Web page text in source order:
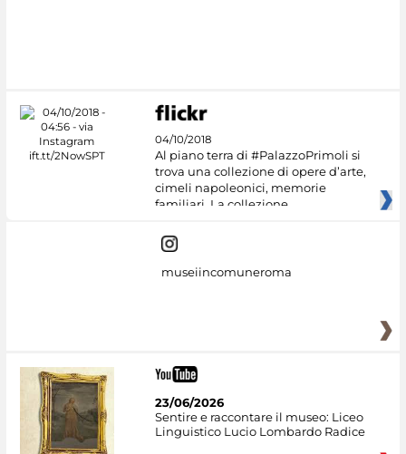
04/10/2018
Al piano terra di #PalazzoPrimoli si
trova una collezione di opere d’arte,
cimeli napoleonici, memorie
familiari. La collezione
museiincomuneroma
23/06/2026
Sentire e raccontare il museo: Liceo
Linguistico Lucio Lombardo Radice